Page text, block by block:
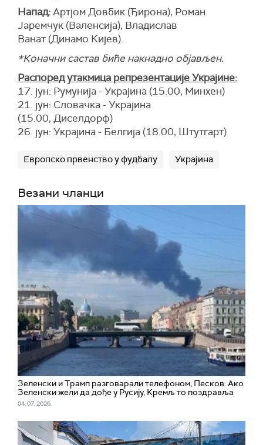
Напад:Артјом Довбик (Ђирона), Роман
Јаремчук (Валенсија), Владислав
Ванат (Динамо Кијев).
*Коначни састав биће накнадно објављен.
Распоред утакмица репрезентације Украјине:
17. јун: Румунија - Украјина (15.00, Минхен)
21. јун: Словачка - Украјина
(15.00, Диселдорф)
26. јун: Украјина - Белгија (18.00, Штутгарт)
Европско првенство у фудбалу Украјина
Везани чланци
Зеленски и Трамп разговарали телефоном; Песков: Ако
Зеленски жели да дође у Русију, Kремљ то поздравља
04. 07. 2026.